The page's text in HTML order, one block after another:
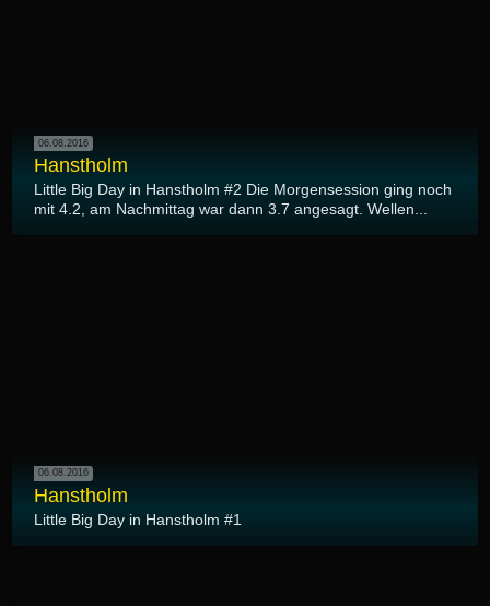
06.08.2016
Hanstholm
Little Big Day in Hanstholm #2 Die Morgensession ging noch
mit 4.2, am Nachmittag war dann 3.7 angesagt. Wellen...
06.08.2016
Hanstholm
Little Big Day in Hanstholm #1